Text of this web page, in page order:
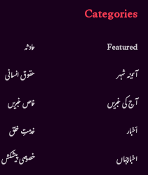
Categories
Featured
آئینہ شہر
آج کی خبریں
أخبار
اخبارجہاں
حادثہ
حقوق انسانی
خاص خبریں
خدمتِ خلق
خصوصی پیشکش